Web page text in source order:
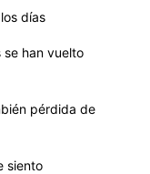
días
se han vuelto
pérdida de
siento